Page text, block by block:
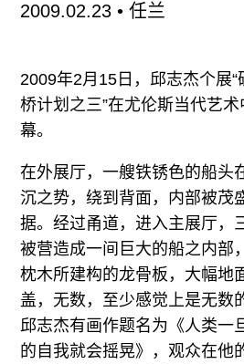
杂志
视频
ENGLISH
广告
订阅
往期内容
联系我们
2009.02.23 •任兰
2009年2月15日，邱志杰个
桥计划之三”在尤伦斯当代艺
幕。
在外展厅，一艘铁锈色的船头
沉之势，绕到背面，内部被茂
据。经过甬道，进入主展厅，
被营造成一间巨大的船之内部
枕木所建构的龙骨板，大幅地
盖，无数，至少感觉上是无数
邱志杰有画作题名为《人类一
的自我就会摇晃》，观众在他